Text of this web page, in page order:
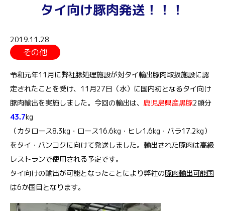
タイ向け豚肉発送！！！
2019.11.28
その他
令和元年11月に弊社豚処理施設が対タイ輸出豚肉取扱施設に認
定されたことを受け、11月27日（水）に国内初となるタイ向け
豚肉輸出を実施しました。今回の輸出は、 鹿児島県産黒豚2頭分
43.7kg
（カタロース8.3kg・ロース16.6kg・ヒレ1.6kg・バラ17.2kg）
をタイ・バンコクに向けて発送しました。輸出された豚肉は高級
レストランで使用される予定です。
タイ向けの輸出が可能となったことにより弊社の豚肉輸出可能国
は6か国目となります。